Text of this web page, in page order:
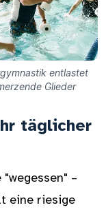
entlastet
Glieder
täglicher
–
eine riesige